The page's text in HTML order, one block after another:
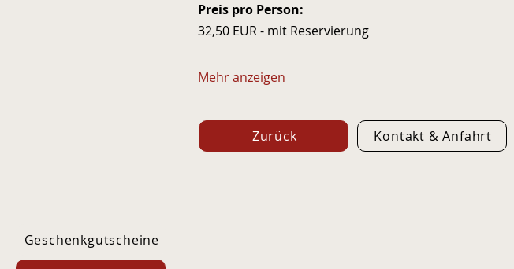
Preis pro Person:
32,50 EUR - mit Reservierung
Mehr anzeigen
Zurück Kontakt & Anfahrt
Geschenkgutscheine